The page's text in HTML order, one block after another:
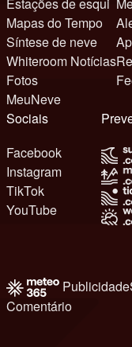
Estações de esqui
Mapas do Tempo
Síntese de neve
Whiteroom Notícias
Fotos
MeuNeve
Sociais
Facebook
Instagram
TikTok
YouTube
Publicidade
Comentário